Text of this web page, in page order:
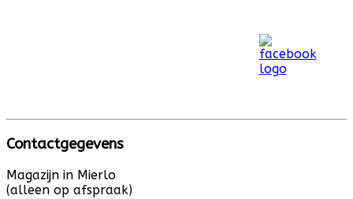
Contactgegevens
Magazijn in Mierlo
(alleen op afspraak)